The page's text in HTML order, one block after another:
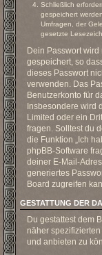
Schließlich
gespeichert
Umfragen, der
gesetzte
Dein Passwort
gespeichert, so
dieses Passwort
verwenden. Das
Benutzerkonto für
Insbesondere wird
Limited oder ein
fragen. Solltest du
die Funktion „Ich
phpBB-Software
deiner E-Mail-
generiertes
Board zugreifen
GESTATTUNG DER
Du gestattest dem
näher
und anbieten zu